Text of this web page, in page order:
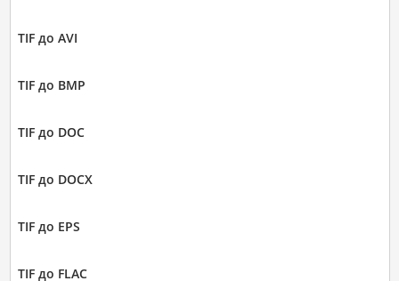
TIF до AVI
TIF до BMP
TIF до DOC
TIF до DOCX
TIF до EPS
TIF до FLAC